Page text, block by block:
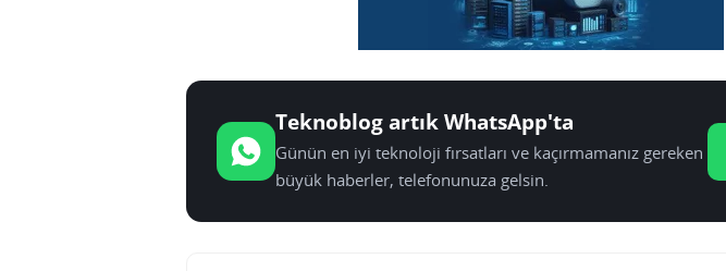
Teknoblog artık WhatsApp'ta
Günün en iyi teknoloji fırsatları ve kaçırmamanız gereken
büyük haberler, telefonunuza gelsin.